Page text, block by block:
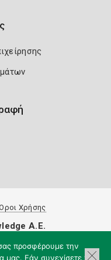
Χρήσης
προσφέρουμε την
μας. Εάν συνεχίσετε να
A.E.